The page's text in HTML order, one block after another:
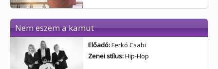
Nem eszem a kamut
Előadó:Ferkó Csabi
Zenei stílus:Hip-Hop